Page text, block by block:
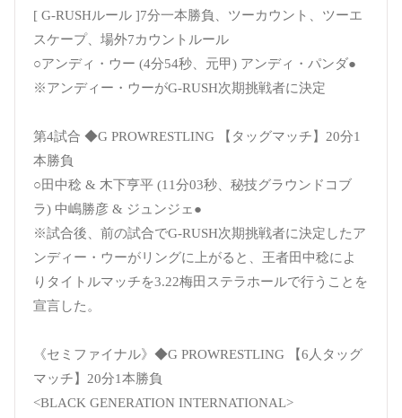
[ G-RUSHルール ]7分一本勝負、ツーカウント、ツーエ
スケープ、場外7カウントルール
○アンディ・ウー (4分54秒、元甲) アンディ・パンダ●
※アンディー・ウーがG-RUSH次期挑戦者に決定
第4試合 ◆G PROWRESTLING 【タッグマッチ】20分1
本勝負
○田中稔 & 木下亨平 (11分03秒、秘技グラウンドコブ
ラ) 中嶋勝彦 & ジュンジェ●
※試合後、前の試合でG-RUSH次期挑戦者に決定したア
ンディー・ウーがリングに上がると、王者田中稔によ
りタイトルマッチを3.22梅田ステラホールで行うことを
宣言した。
《セミファイナル》◆G PROWRESTLING 【6人タッグ
マッチ】20分1本勝負
<BLACK GENERATION INTERNATIONAL>